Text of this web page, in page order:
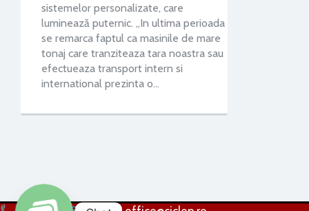
sistemelor personalizate, care
luminează puternic. „In ultima perioada
se remarca faptul ca masinile de mare
tonaj care tranziteaza tara noastra sau
efectueaza transport intern si
international prezinta o…